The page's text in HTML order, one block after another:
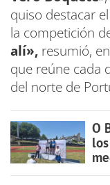
quiso destacar
la competición
alí», resumió,
que reúne cada
del norte de
O